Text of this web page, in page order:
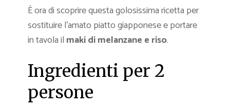
È ora di scoprire questa golosissima ricetta per
sostituire l’amato piatto giapponese e portare
in tavola il maki di melanzane e riso.
Ingredienti per 2
persone